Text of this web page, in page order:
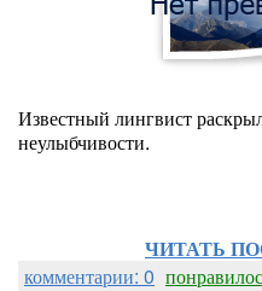
Известный лингвист
неулыбчивости.
ЧИТАТЬ
комментарии: 0